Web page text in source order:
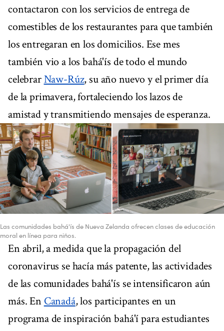
contactaron con los servicios de entrega de
comestibles de los restaurantes para que también
los entregaran en los domicilios. Ese mes
también vio a los bahá'ís de todo el mundo
celebrarNaw-Rúz, su año nuevo y el primer día
de la primavera, fortaleciendo los lazos de
amistad y transmitiendo mensajes de esperanza.
Las comunidades bahá'ís de Nueva Zelanda ofrecen clases de educación
moral en línea para niños.
En abril, a medida que la propagación del
coronavirus se hacía más patente, las actividades
de las comunidades bahá'ís se intensificaron aún
más. En Canadá, los participantes en un
programa de inspiración bahá'í para estudiantes